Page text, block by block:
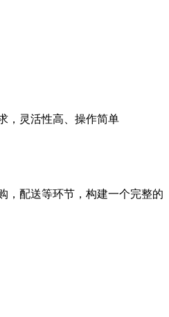
，灵活性高、操作简单
，配送等环节，构建一个完整的